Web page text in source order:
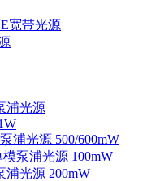
宽带光源
浦光源
浦光源 500/600mW
泵浦光源 100mW
浦光源 200mW